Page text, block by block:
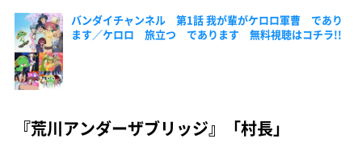
バンダイチャンネル 第1話 我が輩がケロロ軍曹 であり
ます／ケロロ 旅立つ であります 無料視聴はコチラ!!
『荒川アンダーザブリッジ』「村長」